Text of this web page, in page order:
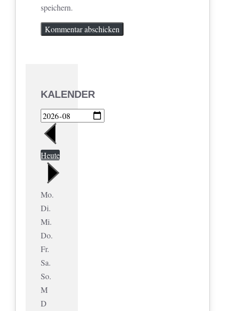
speichern.
KALENDER
Heute
Mo.
Di.
Mi.
Do.
Fr.
Sa.
So.
M
D